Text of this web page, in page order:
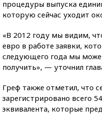
процедуры выпуска
которую сейчас уходит
«В 2012 году мы видим,
евро в работе заявки,
следующего года мы
получить», — уточнил
Греф также отметил, что
зарегистрировано всего
эквивалента, которые